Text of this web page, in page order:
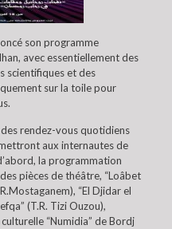
son programme
avec essentiellement des
scientifiques et des
sur la toile pour
des rendez-vous quotidiens
aux internautes de
la programmation
pièces de théâtre, “Loâbet
“El Djidar el
(T.R. Tizi Ouzou),
“Numidia” de Bordj